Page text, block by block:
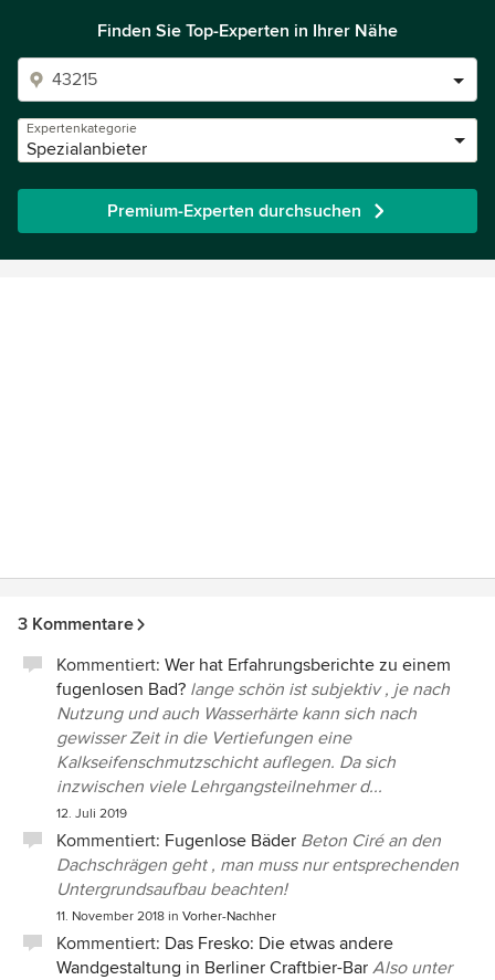
Finden Sie Top-Experten in Ihrer Nähe
Expertenkategorie
Spezialanbieter
Premium-Experten durchsuchen
3 Kommentare
Kommentiert: Wer hat Erfahrungsberichte zu einem
fugenlosen Bad? lange schön ist subjektiv , je nach
Nutzung und auch Wasserhärte kann sich nach
gewisser Zeit in die Vertiefungen eine
Kalkseifenschmutzschicht auflegen. Da sich
inzwischen viele Lehrgangsteilnehmer d...
12. Juli 2019
Kommentiert: Fugenlose Bäder Beton Ciré an den
Dachschrägen geht , man muss nur entsprechenden
Untergrundsaufbau beachten!
11. November 2018 in Vorher-Nachher
Kommentiert: Das Fresko: Die etwas andere
Wandgestaltung in Berliner Craftbier-Bar Also unter